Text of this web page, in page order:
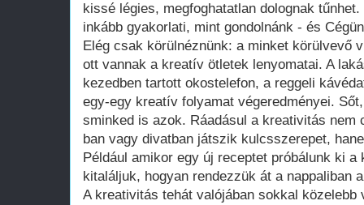
kissé légies, megfoghatatlan dolognak
inkább gyakorlati, mint gondolnánk - és
Elég csak körülnéznünk: a minket körülvevő
ott vannak a kreatív ötletek lenyomatai. A
kezedben tartott okostelefon, a reggeli
egy-egy kreatív folyamat végeredményei.
sminked is azok. Ráadásul a kreativitás nem
ban vagy divatban játszik kulcsszerepet,
Például amikor egy új receptet próbálunk ki a
kitaláljuk, hogyan rendezzük át a nappaliban
A kreativitás tehát valójában sokkal közelebb